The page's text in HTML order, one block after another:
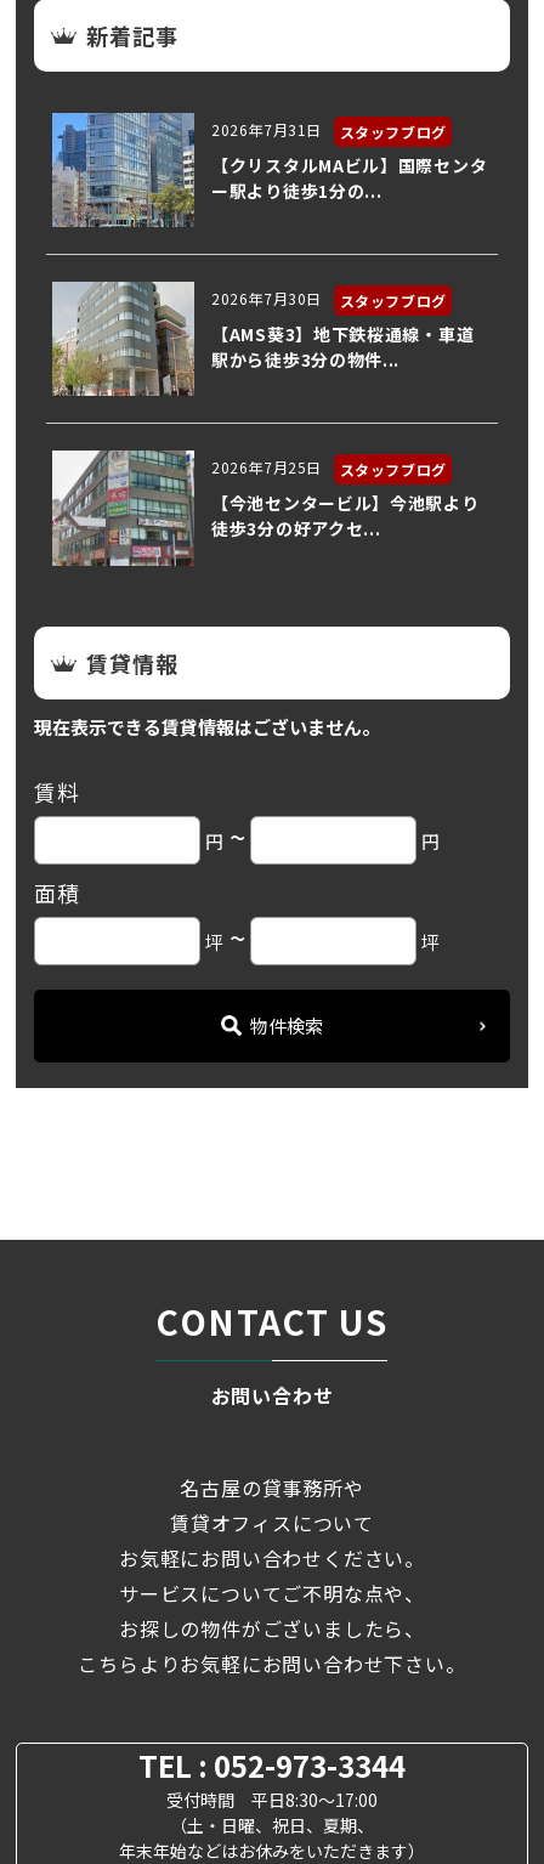
新着記事
2026年7月31日 スタッフブログ
【クリスタルMAビル】国際センタ
ー駅より徒歩1分の...
2026年7月30日 スタッフブログ
【AMS葵3】地下鉄桜通線・車道
駅から徒歩3分の物件...
2026年7月25日 スタッフブログ
【今池センタービル】今池駅より
徒歩3分の好アクセ...
賃貸情報
現在表示できる賃貸情報はございません。
賃料
円 ~ 円
面積
坪 ~ 坪
物件検索
CONTACT US
お問い合わせ
名古屋の貸事務所や
賃貸オフィスについて
お気軽にお問い合わせください。
サービスについてご不明な点や、
お探しの物件がございましたら、
こちらよりお気軽にお問い合わせ下さい。
TEL : 052-973-3344
受付時間 平日8:30～17:00
（土・日曜、祝日、夏期、
年末年始などはお休みをいただきます）